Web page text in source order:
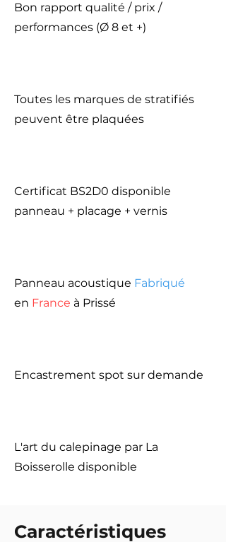
Bon rapport qualité / prix /
performances (Ø 8 et +)
Toutes les marques de stratifiés
peuvent être plaquées
Certificat BS2D0 disponible
panneau + placage + vernis
Panneau acoustique Fabriqué
en France à Prissé
Encastrement spot sur demande
L'art du calepinage par La
Boisserolle disponible
Caractéristiques